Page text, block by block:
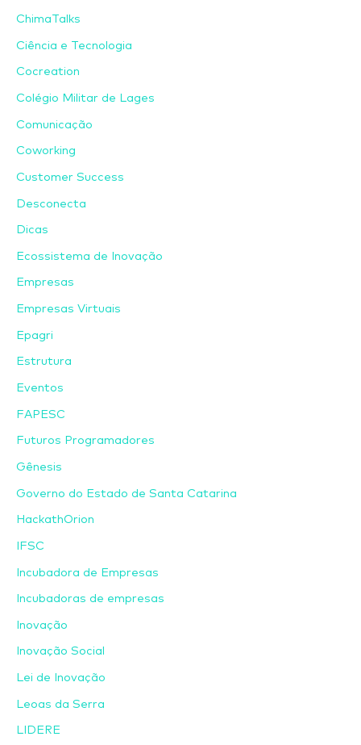
ChimaTalks
Ciência e Tecnologia
Cocreation
Colégio Militar de Lages
Comunicação
Coworking
Customer Success
Desconecta
Dicas
Ecossistema de Inovação
Empresas
Empresas Virtuais
Epagri
Estrutura
Eventos
FAPESC
Futuros Programadores
Gênesis
Governo do Estado de Santa Catarina
HackathOrion
IFSC
Incubadora de Empresas
Incubadoras de empresas
Inovação
Inovação Social
Lei de Inovação
Leoas da Serra
LIDERE